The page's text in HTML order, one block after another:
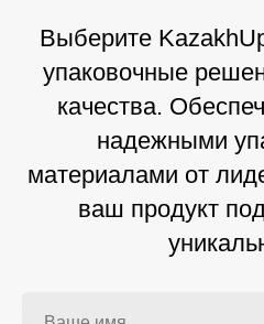
Выберите
упаковочные
качества.
надежными
материалами от
ваш продукт